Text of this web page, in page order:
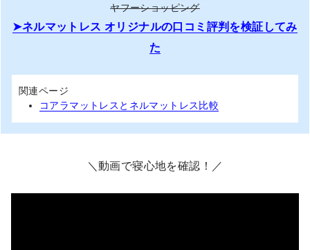
ヤフーショッピング
ネルマットレス オリジナルの口コミ評判を検証してみ
た
関連ページ
コアラマットレスとネルマットレス比較
＼動画で寝心地を確認！／